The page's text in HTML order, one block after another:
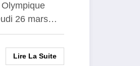
26 mars…
Lire La Suite